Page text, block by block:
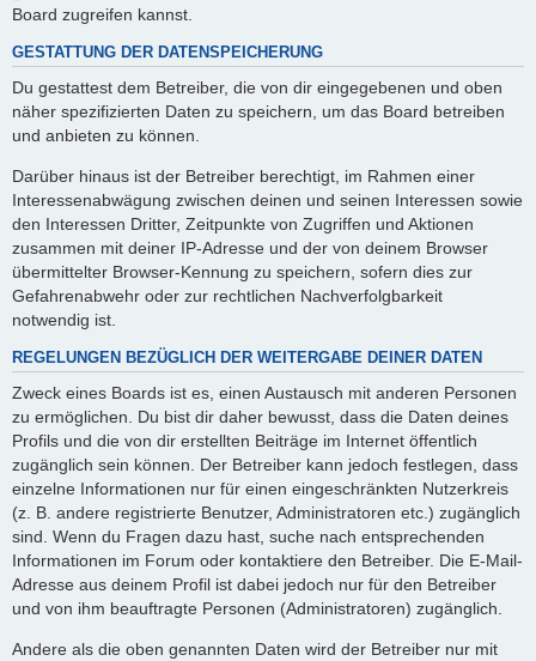
Board zugreifen kannst.
GESTATTUNG DER DATENSPEICHERUNG
Du gestattest dem Betreiber, die von dir eingegebenen und oben
näher spezifizierten Daten zu speichern, um das Board betreiben
und anbieten zu können.
Darüber hinaus ist der Betreiber berechtigt, im Rahmen einer
Interessenabwägung zwischen deinen und seinen Interessen sowie
den Interessen Dritter, Zeitpunkte von Zugriffen und Aktionen
zusammen mit deiner IP-Adresse und der von deinem Browser
übermittelter Browser-Kennung zu speichern, sofern dies zur
Gefahrenabwehr oder zur rechtlichen Nachverfolgbarkeit
notwendig ist.
REGELUNGEN BEZÜGLICH DER WEITERGABE DEINER DATEN
Zweck eines Boards ist es, einen Austausch mit anderen Personen
zu ermöglichen. Du bist dir daher bewusst, dass die Daten deines
Profils und die von dir erstellten Beiträge im Internet öffentlich
zugänglich sein können. Der Betreiber kann jedoch festlegen, dass
einzelne Informationen nur für einen eingeschränkten Nutzerkreis
(z. B. andere registrierte Benutzer, Administratoren etc.) zugänglich
sind. Wenn du Fragen dazu hast, suche nach entsprechenden
Informationen im Forum oder kontaktiere den Betreiber. Die E-Mail-
Adresse aus deinem Profil ist dabei jedoch nur für den Betreiber
und von ihm beauftragte Personen (Administratoren) zugänglich.
Andere als die oben genannten Daten wird der Betreiber nur mit